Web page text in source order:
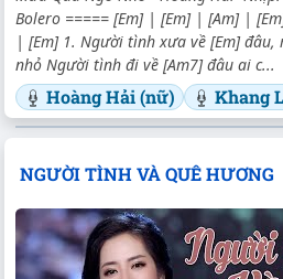
Bolero ===== [Em] | [Em] | [Am] |
| [Em] 1. Người tình xưa về [Em]
nhỏ Người tình đi về [Am7] đâu ai c...
Hoàng Hải (nữ) Khang
NGƯỜI TÌNH VÀ QUÊ HƯƠNG